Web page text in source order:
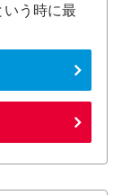
いう時に最